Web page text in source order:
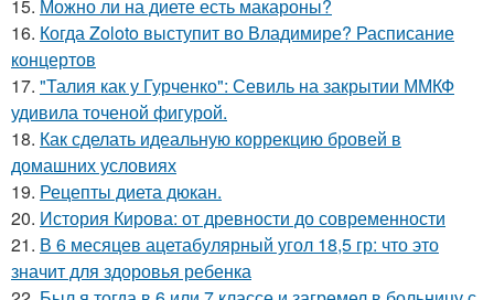
15. Можно ли на диете есть макароны?
16. Когда Zoloto выступит во Владимире? Расписание
концертов
17. "Талия как у Гурченко": Севиль на закрытии ММКФ
удивила точеной фигурой.
18. Как сделать идеальную коррекцию бровей в
домашних условиях
19. Рецепты диета дюкан.
20. История Кирова: от древности до современности
21. В 6 месяцев ацетабулярный угол 18,5 гр: что это
значит для здоровья ребенка